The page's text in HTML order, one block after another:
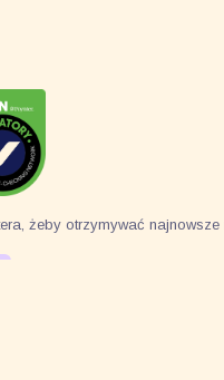
żeby otrzymywać najnowsze